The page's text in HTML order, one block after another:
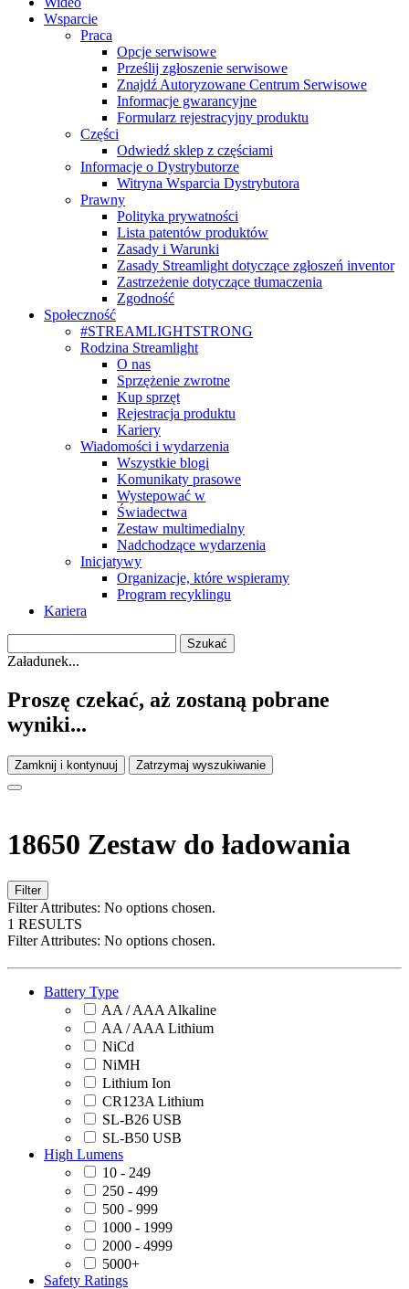
Wsparcie
Praca
Opcje serwisowe
Prześlij zgłoszenie serwisowe
Znajdź Autoryzowane Centrum Serwisowe
Informacje gwarancyjne
Formularz rejestracyjny produktu
Części
Odwiedź sklep z częściami
Informacje o Dystrybutorze
Witryna Wsparcia Dystrybutora
Prawny
Polityka prywatności
Lista patentów produktów
Zasady i Warunki
Zasady Streamlight dotyczące zgłoszeń inventor
Zastrzeżenie dotyczące tłumaczenia
Zgodność
Społeczność
#STREAMLIGHTSTRONG
Rodzina Streamlight
O nas
Sprzężenie zwrotne
Kup sprzęt
Rejestracja produktu
Kariery
Wiadomości i wydarzenia
Wszystkie blogi
Komunikaty prasowe
Wystepować w
Świadectwa
Zestaw multimedialny
Nadchodzące wydarzenia
Inicjatywy
Organizacje, które wspieramy
Program recyklingu
Kariera
Załadunek...
Proszę czekać, aż zostaną pobrane
wyniki...
Zamknij i kontynuuj Zatrzymaj wyszukiwanie
18650 Zestaw do ładowania
Filter
Filter Attributes: No options chosen.
1 RESULTS
Filter Attributes: No options chosen.
Battery Type
AA / AAA Alkaline
AA / AAA Lithium
NiCd
NiMH
Lithium Ion
CR123A Lithium
SL-B26 USB
SL-B50 USB
High Lumens
10 - 249
250 - 499
500 - 999
1000 - 1999
2000 - 4999
5000+
Safety Ratings